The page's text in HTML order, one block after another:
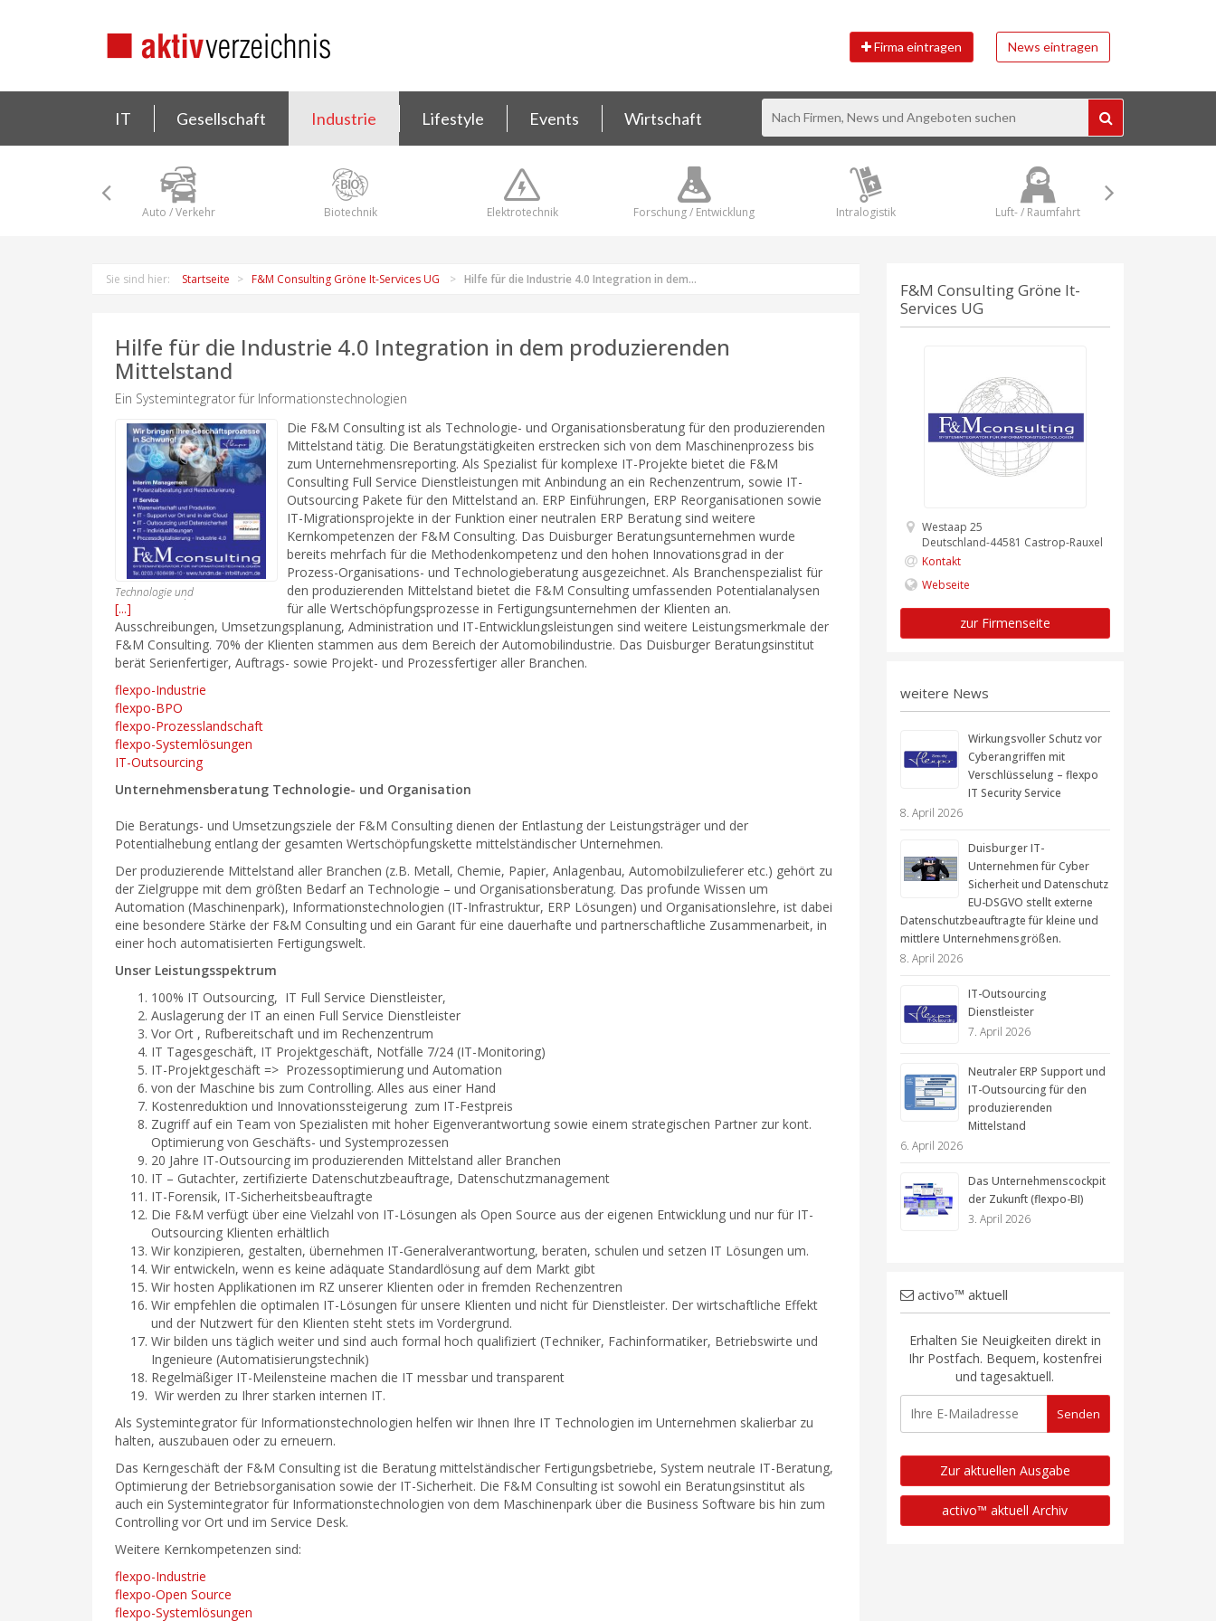
Firma eintragen News eintragen
IT Gesellschaft Industrie Lifestyle Events Wirtschaft
Auto / Verkehr Biotechnik Elektrotechnik Forschung / Entwicklung Intralogistik Luft- / Raumfahrt
Sie sind hier: Startseite F&M Consulting Gröne It-Services UG Hilfe für die Industrie 4.0 Integration in dem...
Hilfe für die Industrie 4.0 Integration in dem produzierenden
Mittelstand
Ein Systemintegrator für Informationstechnologien
Technologie und
Organisationsberatung
[...]
Die F&M Consulting ist als Technologie- und Organisationsberatung für den produzierenden
Mittelstand tätig. Die Beratungstätigkeiten erstrecken sich von dem Maschinenprozess bis
zum Unternehmensreporting. Als Spezialist für komplexe IT-Projekte bietet die F&M
Consulting Full Service Dienstleistungen mit Anbindung an ein Rechenzentrum, sowie IT-
Outsourcing Pakete für den Mittelstand an. ERP Einführungen, ERP Reorganisationen sowie
IT-Migrationsprojekte in der Funktion einer neutralen ERP Beratung sind weitere
Kernkompetenzen der F&M Consulting. Das Duisburger Beratungsunternehmen wurde
bereits mehrfach für die Methodenkompetenz und den hohen Innovationsgrad in der
Prozess-Organisations- und Technologieberatung ausgezeichnet. Als Branchenspezialist für
den produzierenden Mittelstand bietet die F&M Consulting umfassenden Potentialanalysen
für alle Wertschöpfungsprozesse in Fertigungsunternehmen der Klienten an.
Ausschreibungen, Umsetzungsplanung, Administration und IT-Entwicklungsleistungen sind weitere Leistungsmerkmale der
F&M Consulting. 70% der Klienten stammen aus dem Bereich der Automobilindustrie. Das Duisburger Beratungsinstitut
berät Serienfertiger, Auftrags- sowie Projekt- und Prozessfertiger aller Branchen.
flexpo-Industrie
flexpo-BPO
flexpo-Prozesslandschaft
flexpo-Systemlösungen
IT-Outsourcing
Unternehmensberatung Technologie- und Organisation
Die Beratungs- und Umsetzungsziele der F&M Consulting dienen der Entlastung der Leistungsträger und der
Potentialhebung entlang der gesamten Wertschöpfungskette mittelständischer Unternehmen.
Der produzierende Mittelstand aller Branchen (z.B. Metall, Chemie, Papier, Anlagenbau, Automobilzulieferer etc.) gehört zu
der Zielgruppe mit dem größten Bedarf an Technologie – und Organisationsberatung. Das profunde Wissen um
Automation (Maschinenpark), Informationstechnologien (IT-Infrastruktur, ERP Lösungen) und Organisationslehre, ist dabei
eine besondere Stärke der F&M Consulting und ein Garant für eine dauerhafte und partnerschaftliche Zusammenarbeit, in
einer hoch automatisierten Fertigungswelt.
Unser Leistungsspektrum
100% IT Outsourcing, IT Full Service Dienstleister,
Auslagerung der IT an einen Full Service Dienstleister
Vor Ort , Rufbereitschaft und im Rechenzentrum
IT Tagesgeschäft, IT Projektgeschäft, Notfälle 7/24 (IT-Monitoring)
IT-Projektgeschäft => Prozessoptimierung und Automation
von der Maschine bis zum Controlling. Alles aus einer Hand
Kostenreduktion und Innovationssteigerung zum IT-Festpreis
Zugriff auf ein Team von Spezialisten mit hoher Eigenverantwortung sowie einem strategischen Partner zur kont.
Optimierung von Geschäfts- und Systemprozessen
20 Jahre IT-Outsourcing im produzierenden Mittelstand aller Branchen
IT – Gutachter, zertifizierte Datenschutzbeauftrage, Datenschutzmanagement
IT-Forensik, IT-Sicherheitsbeauftragte
Die F&M verfügt über eine Vielzahl von IT-Lösungen als Open Source aus der eigenen Entwicklung und nur für IT-
Outsourcing Klienten erhältlich
Wir konzipieren, gestalten, übernehmen IT-Generalverantwortung, beraten, schulen und setzen IT Lösungen um.
Wir entwickeln, wenn es keine adäquate Standardlösung auf dem Markt gibt
Wir hosten Applikationen im RZ unserer Klienten oder in fremden Rechenzentren
Wir empfehlen die optimalen IT-Lösungen für unsere Klienten und nicht für Dienstleister. Der wirtschaftliche Effekt
und der Nutzwert für den Klienten steht stets im Vordergrund.
Wir bilden uns täglich weiter und sind auch formal hoch qualifiziert (Techniker, Fachinformatiker, Betriebswirte und
Ingenieure (Automatisierungstechnik)
Regelmäßiger IT-Meilensteine machen die IT messbar und transparent
Wir werden zu Ihrer starken internen IT.
Als Systemintegrator für Informationstechnologien helfen wir Ihnen Ihre IT Technologien im Unternehmen skalierbar zu
halten, auszubauen oder zu erneuern.
Das Kerngeschäft der F&M Consulting ist die Beratung mittelständischer Fertigungsbetriebe, System neutrale IT-Beratung,
Optimierung der Betriebsorganisation sowie der IT-Sicherheit. Die F&M Consulting ist sowohl ein Beratungsinstitut als
auch ein Systemintegrator für Informationstechnologien von dem Maschinenpark über die Business Software bis hin zum
Controlling vor Ort und im Service Desk.
Weitere Kernkompetenzen sind:
flexpo-Industrie
flexpo-Open Source
flexpo-Systemlösungen
F&M Consulting Gröne It-
Services UG
Westaap 25
Deutschland-44581 Castrop-Rauxel
Kontakt
Webseite
zur Firmenseite
weitere News
Wirkungsvoller Schutz vor
Cyberangriffen mit
Verschlüsselung – flexpo
IT Security Service
8. April 2026
Duisburger IT-
Unternehmen für Cyber
Sicherheit und Datenschutz
EU-DSGVO stellt externe
Datenschutzbeauftragte für kleine und
mittlere Unternehmensgrößen.
8. April 2026
IT-Outsourcing
Dienstleister
7. April 2026
Neutraler ERP Support und
IT-Outsourcing für den
produzierenden
Mittelstand
6. April 2026
Das Unternehmenscockpit
der Zukunft (flexpo-BI)
3. April 2026
activo™ aktuell
Erhalten Sie Neuigkeiten direkt in
Ihr Postfach. Bequem, kostenfrei
und tagesaktuell.
Zur aktuellen Ausgabe
activo™ aktuell Archiv